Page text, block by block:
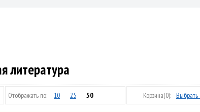
литература
Отображать по: 10 25 50 Корзина(0): Выбрать